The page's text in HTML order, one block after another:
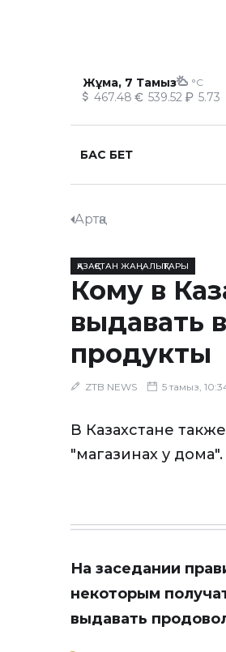
Жұма, 7 Тамыз °C
467.48 539.52 5.73
БАС БЕТ
Артқа
ҚАЗАҚСТАН ЖАҢАЛЫҚТАРЫ
Кому в
выдавать
продукты
ZTB NEWS 5 тамыз,
В Казахстане
"магазинах у дома".
На заседании
некоторым
выдавать